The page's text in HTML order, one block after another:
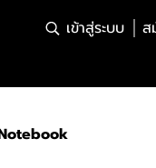
เข้าสู่ระบบ ส